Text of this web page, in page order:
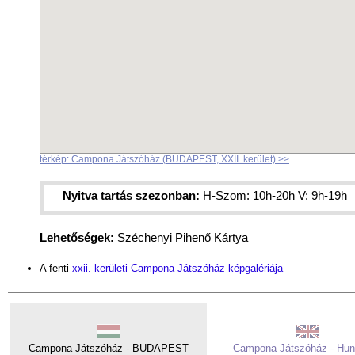
térkép: Campona Játszóház (BUDAPEST, XXII. kerület) >>
Nyitva tartás szezonban: H-Szom: 10h-20h V: 9h-19h
Lehetőségek: Széchenyi Pihenő Kártya
A fenti xxii. kerületi Campona Játszóház képgalériája
Campona Játszóház - BUDAPEST
Campona Játszóház -